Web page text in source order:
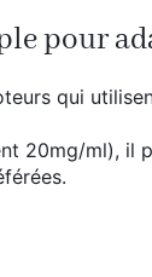
pour
qui
20mg/ml), il